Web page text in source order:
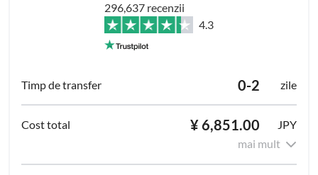
296,637 recenzii
4.3
0-2 zile
¥ 6,851.00
JPY
mai mult